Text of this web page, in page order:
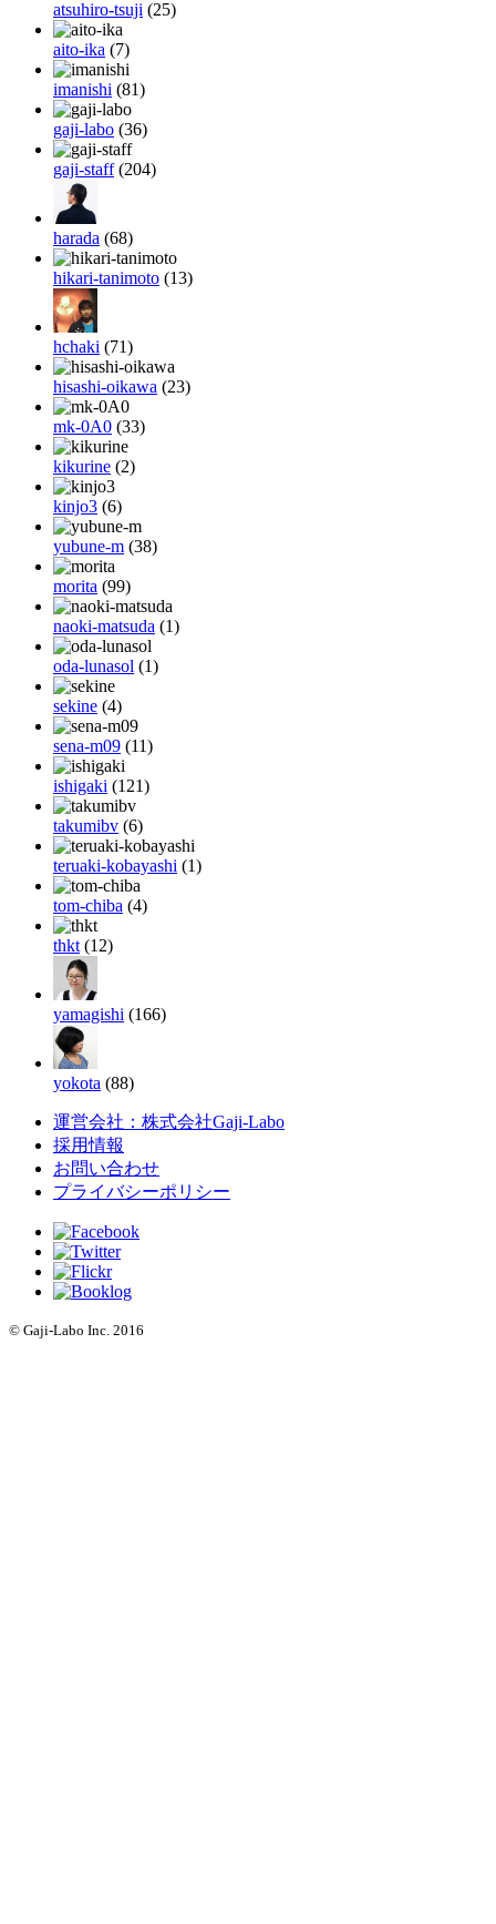
atsuhiro-tsuji (25)
aito-ika (7)
imanishi (81)
gaji-labo (36)
gaji-staff(204)
harada (68)
hikari-tanimoto (13)
hchaki (71)
hisashi-oikawa (23)
mk-0A0 (33)
kikurine (2)
kinjo3 (6)
yubune-m (38)
morita (99)
naoki-matsuda (1)
oda-lunasol (1)
sekine (4)
sena-m09 (11)
ishigaki (121)
takumibv (6)
teruaki-kobayashi (1)
tom-chiba (4)
thkt (12)
yamagishi (166)
yokota (88)
運営会社：株式会社Gaji-Labo
採用情報
お問い合わせ
プライバシーポリシー
© Gaji-Labo Inc. 2016